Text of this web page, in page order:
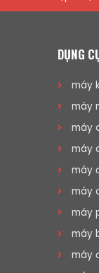
DỤNG
máy
máy
máy
máy
máy
máy
máy
máy
máy